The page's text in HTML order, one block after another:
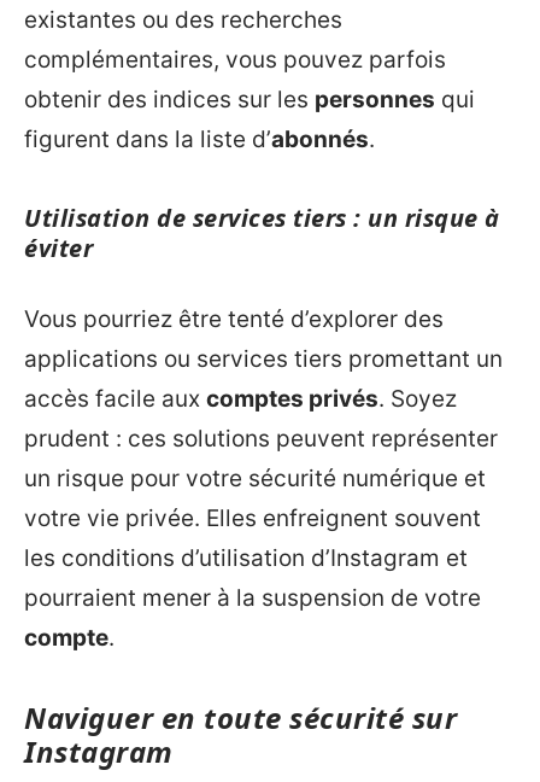
existantes ou des recherches
complémentaires, vous pouvez parfois
obtenir des indices sur les personnes qui
figurent dans la liste d’abonnés.
Utilisation de services tiers : un risque à
éviter
Vous pourriez être tenté d’explorer des
applications ou services tiers promettant un
accès facile aux comptes privés. Soyez
prudent : ces solutions peuvent représenter
un risque pour votre sécurité numérique et
votre vie privée. Elles enfreignent souvent
les conditions d’utilisation d’Instagram et
pourraient mener à la suspension de votre
compte.
Naviguer en toute sécurité sur
Instagram